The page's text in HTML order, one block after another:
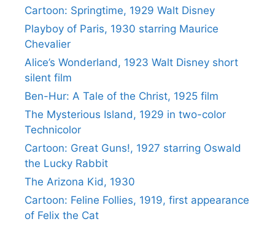
Cartoon: Springtime, 1929 Walt Disney
Playboy of Paris, 1930 starring Maurice
Chevalier
Alice’s Wonderland, 1923 Walt Disney short
silent film
Ben-Hur: A Tale of the Christ, 1925 film
The Mysterious Island, 1929 in two-color
Technicolor
Cartoon: Great Guns!, 1927 starring Oswald
the Lucky Rabbit
The Arizona Kid, 1930
Cartoon: Feline Follies, 1919, first appearance
of Felix the Cat